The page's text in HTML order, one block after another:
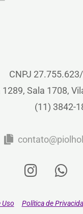
CNPJ
Sala 1708,
(11) 3842-
Uso Política de